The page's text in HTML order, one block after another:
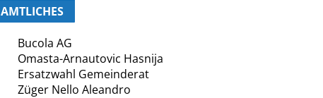
AMTLICHES
Bucola AG
Omasta-Arnautovic Hasnija
Ersatzwahl Gemeinderat
Züger Nello Aleandro